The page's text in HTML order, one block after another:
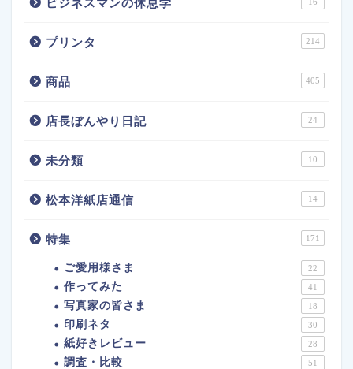
ビジネスマンの休息学
プリンタ 214
商品 405
店長ぼんやり日記 24
未分類 10
松本洋紙店通信 14
特集 171
ご愛用様さま 22
作ってみた 41
写真家の皆さま 18
印刷ネタ 30
紙好きレビュー 28
調査・比較 51